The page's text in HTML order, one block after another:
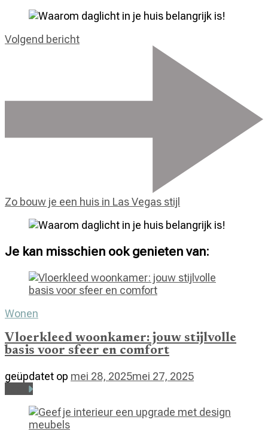
Volgend bericht
Zo bouw je een huis in Las Vegas stijl
Je kan misschien ook genieten van:
Wonen
Vloerkleed woonkamer: jouw stijlvolle
basis voor sfeer en comfort
geüpdatet op mei 28, 2025mei 27, 2025